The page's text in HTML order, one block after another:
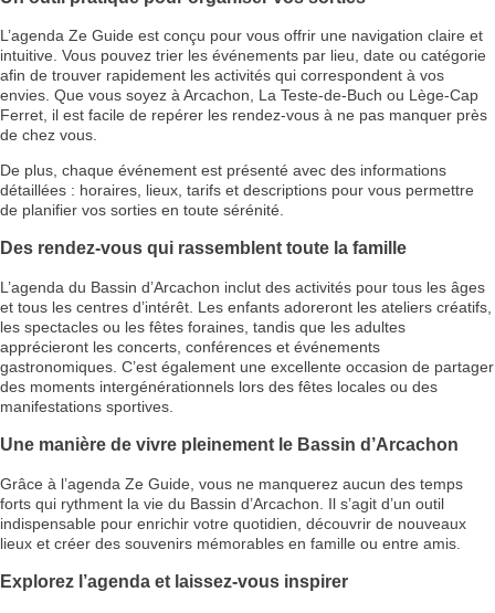
L’agenda Ze Guide est conçu pour vous offrir une navigation claire et
intuitive. Vous pouvez trier les événements par lieu, date ou catégorie
afin de trouver rapidement les activités qui correspondent à vos
envies. Que vous soyez à Arcachon, La Teste-de-Buch ou Lège-Cap
Ferret, il est facile de repérer les rendez-vous à ne pas manquer près
de chez vous.
De plus, chaque événement est présenté avec des informations
détaillées : horaires, lieux, tarifs et descriptions pour vous permettre
de planifier vos sorties en toute sérénité.
Des rendez-vous qui rassemblent toute la famille
L’agenda du Bassin d’Arcachon inclut des activités pour tous les âges
et tous les centres d’intérêt. Les enfants adoreront les ateliers créatifs,
les spectacles ou les fêtes foraines, tandis que les adultes
apprécieront les concerts, conférences et événements
gastronomiques. C’est également une excellente occasion de partager
des moments intergénérationnels lors des fêtes locales ou des
manifestations sportives.
Une manière de vivre pleinement le Bassin d’Arcachon
Grâce à l’agenda Ze Guide, vous ne manquerez aucun des temps
forts qui rythment la vie du Bassin d’Arcachon. Il s’agit d’un outil
indispensable pour enrichir votre quotidien, découvrir de nouveaux
lieux et créer des souvenirs mémorables en famille ou entre amis.
Explorez l’agenda et laissez-vous inspirer